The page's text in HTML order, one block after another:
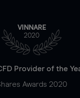
VINNARE
2020
Provider of the
Awards 2020